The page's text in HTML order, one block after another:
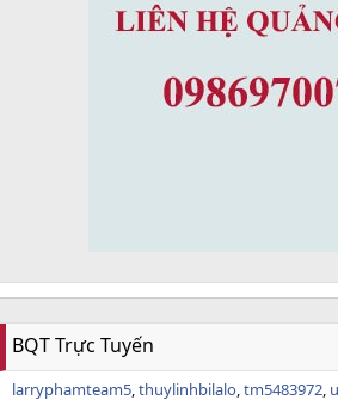
BQT Trực Tuyến
larryphamteam5 thuylinhbilalo tm5483972